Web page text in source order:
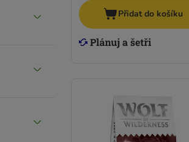
Přidat do košíku